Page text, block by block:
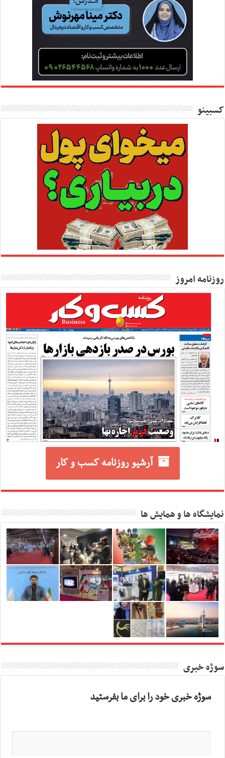
کسبینو
روزنامه امروز
آرشیو روزنامه کسب و کار
نمایشگاه ها و همایش ها
سوژه خبری
سوژه خبری خود را برای ما بفرستید